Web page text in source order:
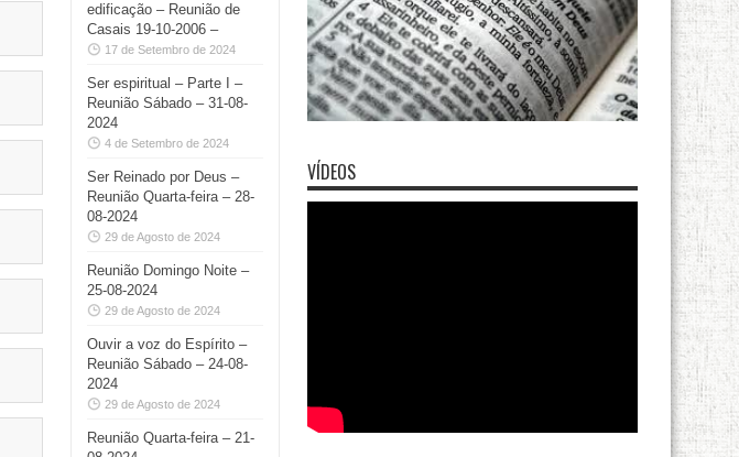
edificação – Reunião de
Casais 19-10-2006 –
17 de Setembro de 2024
Ser espiritual – Parte I –
Reunião Sábado – 31-08-
2024
4 de Setembro de 2024
Ser Reinado por Deus –
Reunião Quarta-feira – 28-
08-2024
29 de Agosto de 2024
Reunião Domingo Noite –
25-08-2024
29 de Agosto de 2024
Ouvir a voz do Espírito –
Reunião Sábado – 24-08-
2024
29 de Agosto de 2024
Reunião Quarta-feira – 21-
VÍDEOS